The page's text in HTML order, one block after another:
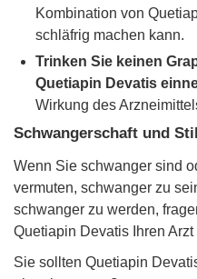
Kombination von
schläfrig machen kann.
Trinken Sie keinen
Quetiapin Devatis
Wirkung des
Schwangerschaft und
Wenn Sie schwanger sind
vermuten, schwanger zu
schwanger zu werden,
Quetiapin Devatis Ihren Arzt
Sie sollten Quetiapin